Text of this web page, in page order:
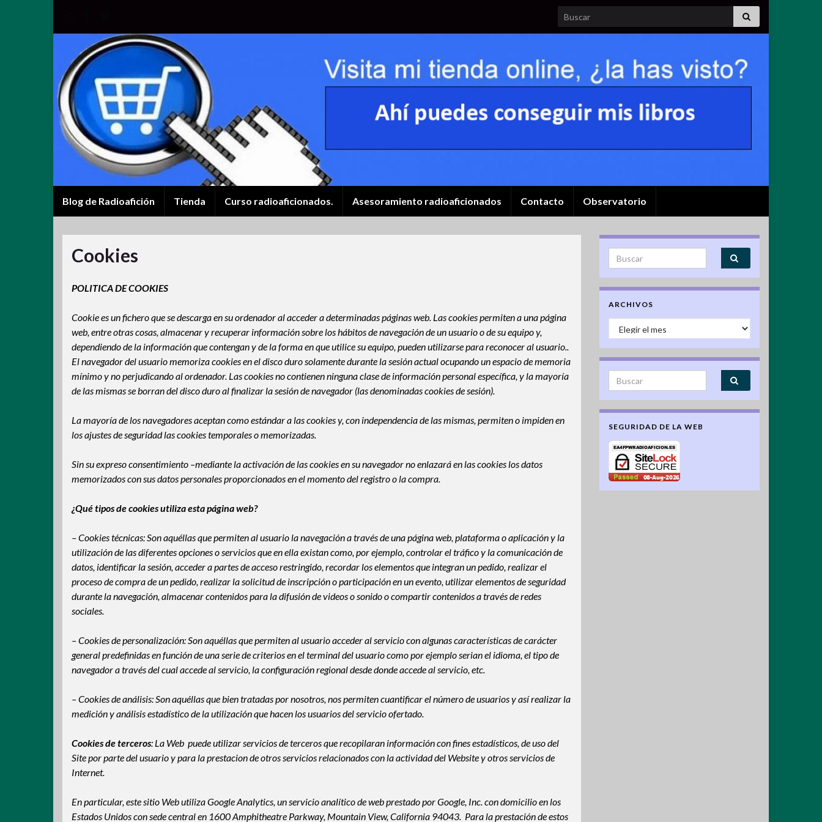
Search for:
Blog de Radioafición Tienda Curso radioaficionados. Asesoramiento radioaficionados Contacto Observatorio
Cookies
POLITICA DE COOKIES
Cookiees un fichero que se descarga en su ordenador al acceder a determinadas páginas web. Las cookies permiten a una página
web, entre otras cosas, almacenar y recuperar información sobre los hábitos de navegación de un usuario o de su equipo y,
dependiendo de la información que contengan y de la forma en que utilice su equipo, pueden utilizarse para reconocer al usuario..
El navegador del usuario memoriza cookies en el disco duro solamente durante la sesión actual ocupando un espacio de memoria
mínimo y no perjudicando al ordenador. Las cookies no contienen ninguna clase de información personal específica, y la mayoría
de las mismas se borran del disco duro al finalizar la sesión de navegador (las denominadas cookies de sesión).
La mayoría de los navegadores aceptan como estándar a las cookies y, con independencia de las mismas, permiten o impiden en
los ajustes de seguridad las cookies temporales o memorizadas.
Sin su expreso consentimiento –mediante la activación de las cookies en su navegador no enlazará en las cookies los datos
memorizados con sus datos personales proporcionados en el momento del registro o la compra.
¿Qué tipos de cookies utiliza esta página web?
– Cookiestécnicas: Son aquéllas que permiten al usuario la navegación a través de una página web, plataforma o aplicación y la
utilización de las diferentes opciones o servicios que en ella existan como, por ejemplo, controlar el tráfico y la comunicación de
datos, identificar la sesión, acceder a partes de acceso restringido, recordar los elementos que integran un pedido, realizar el
proceso de compra de un pedido, realizar la solicitud de inscripción o participación en un evento, utilizar elementos de seguridad
durante la navegación, almacenar contenidos para la difusión de videos o sonido o compartir contenidos a través de redes
sociales.
– Cookiesde personalización: Son aquéllas que permiten al usuario acceder al servicio con algunas características de carácter
general predefinidas en función de una serie de criterios en el terminal del usuario como por ejemplo serian el idioma, el tipo de
navegador a través del cual accede al servicio, la configuración regional desde donde accede al servicio, etc.
– Cookies de análisis: Son aquéllas que bien tratadas por nosotros, nos permiten cuantificar el número de usuarios y así realizar la
medición y análisis estadístico de la utilización que hacen los usuarios del servicio ofertado.
Cookies de terceros: La Web puede utilizar servicios de terceros que recopilaran información con fines estadísticos, de uso del
Site por parte del usuario y para la prestacion de otros servicios relacionados con la actividad del Website y otros servicios de
Internet.
En particular, este sitio Web utiliza Google Analytics, un servicio analítico de web prestado por Google, Inc. con domicilio en los
Estados Unidos con sede central en 1600 Amphitheatre Parkway, Mountain View, California 94043. Para la prestación de estos
Search for:
ARCHIVOS
Archivos
Search for:
SEGURIDAD DE LA WEB